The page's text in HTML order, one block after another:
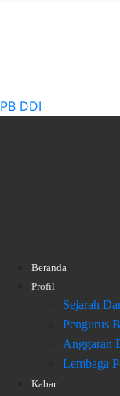
PB DDI
Beranda
Profil
Sejarah
Pengurus
Anggaran
Lembaga
Kabar